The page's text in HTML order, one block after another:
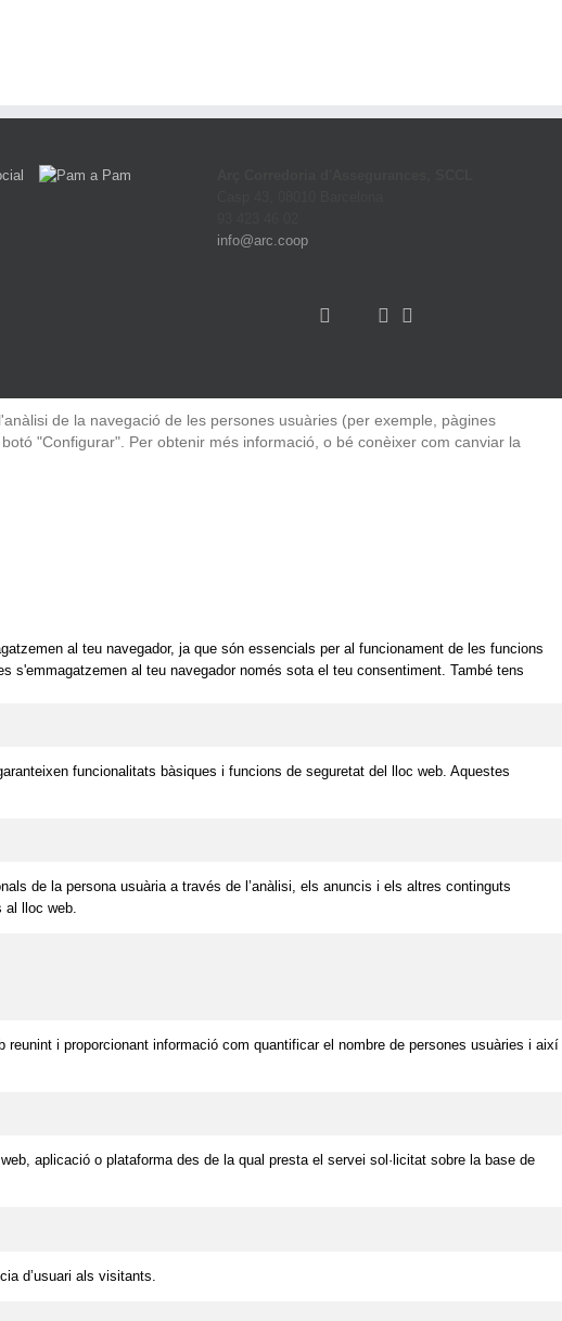
info@arc.coop
de la navegació de les persones usuàries (per exemple, pàgines
"Configurar". Per obtenir més informació, o bé conèixer com canviar la
al teu navegador, ja que són essencials per al funcionament de les funcions
al teu navegador només sota el teu consentiment. També tens
funcionalitats bàsiques i funcions de seguretat del lloc web. Aquestes
de la persona usuària a través de l’anàlisi, els anuncis i els altres continguts
al lloc web.
i proporcionant informació com quantificar el nombre de persones usuàries i així
aplicació o plataforma des de la qual presta el servei sol·licitat sobre la base de
d’usuari als visitants.